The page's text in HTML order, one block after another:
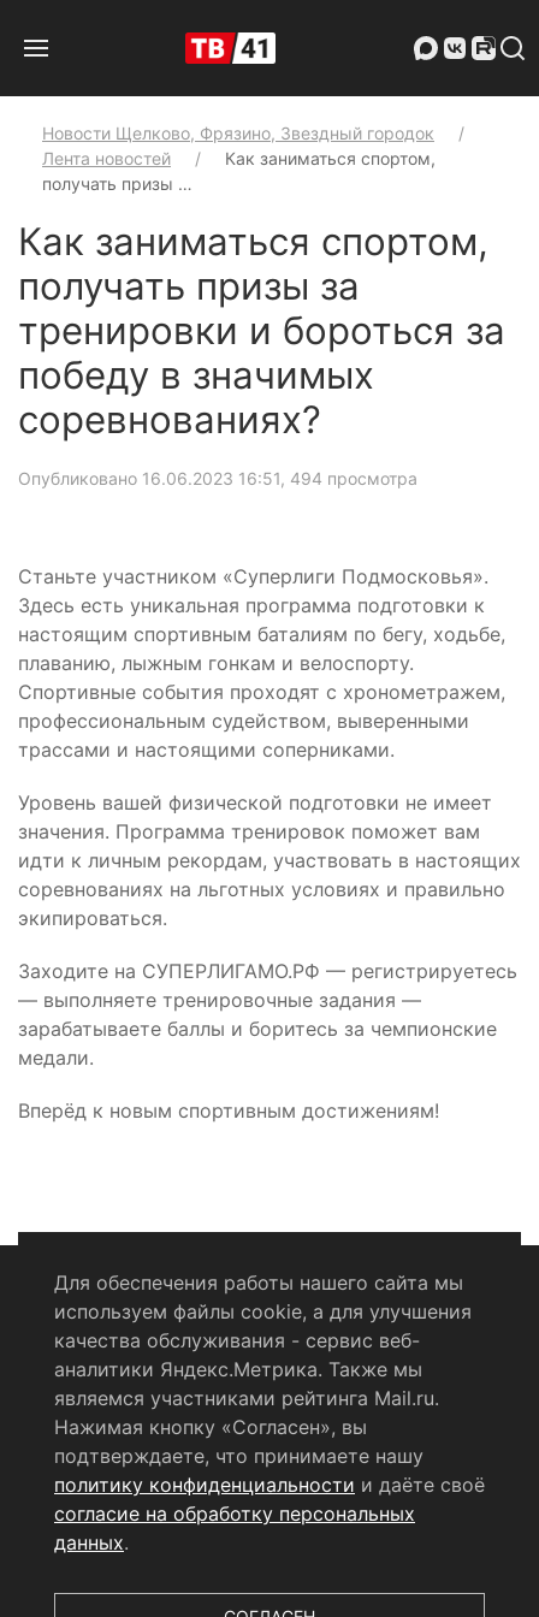
Новости Щелково, Фрязино, Звездный городок
Лента новостей
Как заниматься спортом,
получать призы …
Как заниматься спортом,
получать призы за
тренировки и бороться за
победу в значимых
соревнованиях?
Опубликовано 16.06.2023 16:51, 494 просмотра
Станьте участником «Суперлиги Подмосковья».
Здесь есть уникальная программа подготовки к
настоящим спортивным баталиям по бегу, ходьбе,
плаванию, лыжным гонкам и велоспорту.
Спортивные события проходят с хронометражем,
профессиональным судейством, выверенными
трассами и настоящими соперниками.
Уровень вашей физической подготовки не имеет
значения. Программа тренировок поможет вам
идти к личным рекордам, участвовать в настоящих
соревнованиях на льготных условиях и правильно
экипироваться.
Заходите на СУПЕРЛИГАМО.РФ — регистрируетесь
— выполняете тренировочные задания —
зарабатываете баллы и боритесь за чемпионские
медали.
Вперёд к новым спортивным достижениям!
Политика конфиденциальности
Согласие на обработку персональных данных
RSS-лента
© 2004 - 2026 Сетевое издание Щёлковское ТВ.
Свидетельство о регистрации СМИ
ЭЛ № ФС 77 - 79754 от 07.12.2020 г.
технологий и массовых коммуникаций (РОСКОМНАДЗОР).
Для обеспечения работы нашего сайта мы
используем файлы cookie, а для улучшения
качества обслуживания - сервис веб-
аналитики Яндекс.Метрика. Также мы
являемся участниками рейтинга Mail.ru.
Нажимая кнопку «Согласен», вы
подтверждаете, что принимаете нашу
политику конфиденциальности и даёте своё
согласие на обработку персональных
данных.